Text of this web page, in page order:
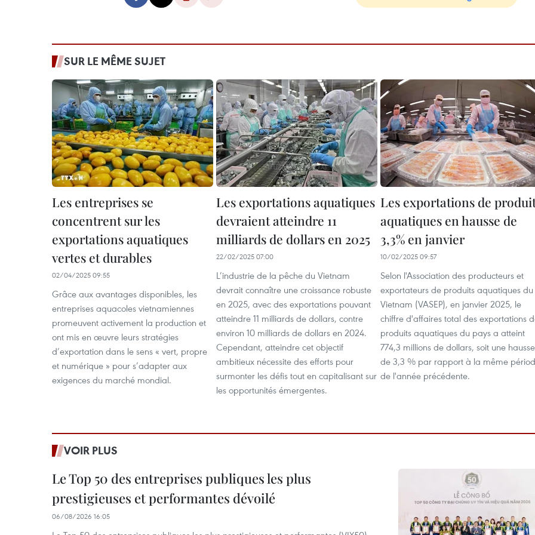
SUR LE MÊME SUJET
Les entreprises se
concentrent sur les
exportations aquatiques
vertes et durables
02/04/2025 09:55
Grâce aux avantages disponibles, les
entreprises aquacoles vietnamiennes
promeuvent activement la production et
ont mis en œuvre leurs stratégies
d’exportation dans le sens « vert, propre
et numérique » pour s’adapter aux
exigences du marché mondial.
Les exportations aquatiques
devraient atteindre 11
milliards de dollars en 2025
22/02/2025 07:00
L’industrie de la pêche du Vietnam
devrait connaître une croissance robuste
en 2025, avec des exportations pouvant
atteindre 11 milliards de dollars, contre
environ 10 milliards de dollars en 2024.
Cependant, atteindre cet objectif
ambitieux nécessite des efforts pour
surmonter les défis tout en capitalisant sur
les opportunités émergentes.
Les exportations de
aquatiques en hausse de
3,3% en janvier
10/02/2025 09:57
Selon l'Association des producteurs et
exportateurs de produits aquatiques du
Vietnam (VASEP), en janvier 2025, le
chiffre d'affaires total des exportations
produits aquatiques du pays a atteint
774,3 millions de dollars, soit une hausse
de 3,3 % par rapport à la même
de l'année précédente.
VOIR PLUS
Le Top 50 des entreprises publiques les plus
prestigieuses et performantes dévoilé
06/08/2026 16:05